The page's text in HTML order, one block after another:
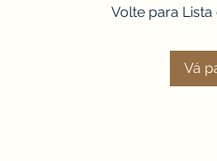
Volte para
Vá